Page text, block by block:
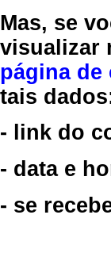
Mas, se
visualizar
página de
tais
- link do
- data e
- se